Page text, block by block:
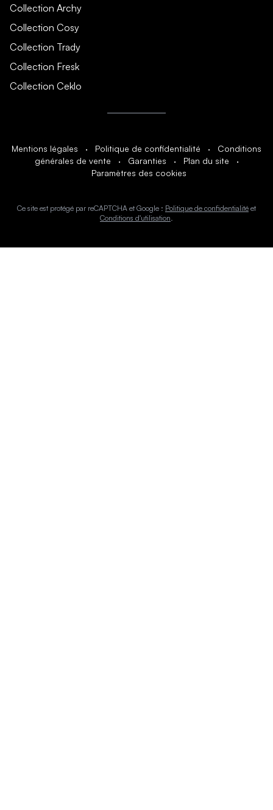
Collection Archy
Collection Cosy
Collection Trady
Collection Fresk
Collection Ceklo
Mentions légales · Politique de confidentialité ·
Conditions
générales de vente
· Garanties · Plan du site
·
Paramètres des cookies
Ce site est protégé par reCAPTCHA et Google : Politique de confidentialité et
Conditions d'utilisation.